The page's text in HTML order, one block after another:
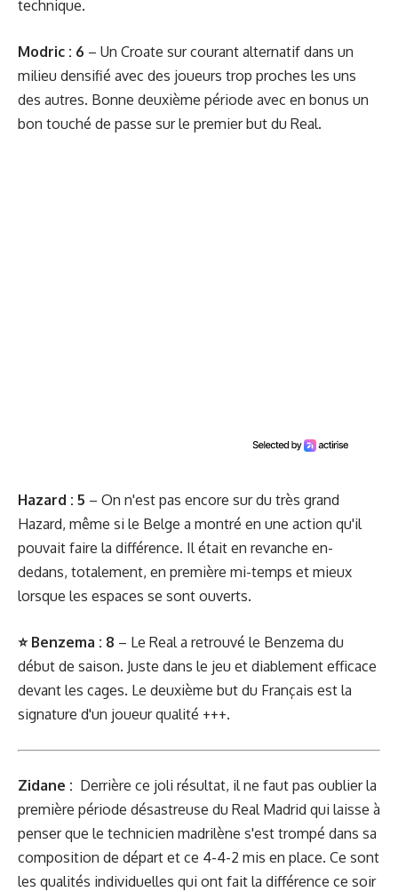
technique.
Modric : 6 – Un Croate sur courant alternatif dans un
milieu densifié avec des joueurs trop proches les uns
des autres. Bonne deuxième période avec en bonus un
bon touché de passe sur le premier but du Real.
Hazard : 5 – On n'est pas encore sur du très grand
Hazard, même si le Belge a montré en une action qu'il
pouvait faire la différence. Il était en revanche en-
dedans, totalement, en première mi-temps et mieux
lorsque les espaces se sont ouverts.
⭐ Benzema : 8 – Le Real a retrouvé le Benzema du
début de saison. Juste dans le jeu et diablement efficace
devant les cages. Le deuxième but du Français est la
signature d'un joueur qualité +++.
Zidane : Derrière ce joli résultat, il ne faut pas oublier la
première période désastreuse du Real Madrid qui laisse à
penser que le technicien madrilène s'est trompé dans sa
composition de départ et ce 4-4-2 mis en place. Ce sont
les qualités individuelles qui ont fait la différence ce soir